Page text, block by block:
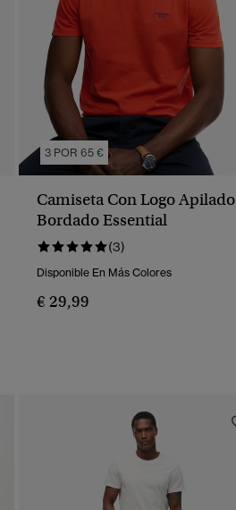
3 POR 65 €
Camiseta Con Logo Apilado
Bordado Essential
(3)
Disponible En Más Colores
€ 29,99